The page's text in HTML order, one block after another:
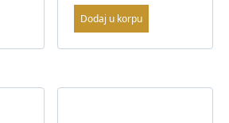
Dodaj u korpu